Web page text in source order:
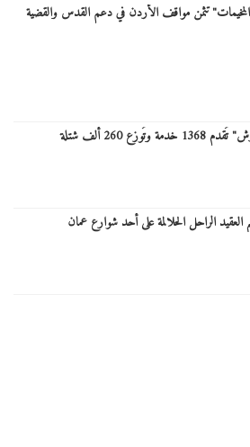
تثمن مواقف الأردن في دعم القدس والقضية
وتُوزع 260 ألف شتلة
الراحل الحلالمة على أحد شوارع عمان